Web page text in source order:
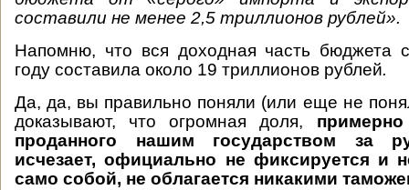
составили не менее 2,5 триллионов рублей».
Напомню, что вся доходная часть бюджета
году составила около 19 триллионов рублей.
Да, да, вы правильно поняли (или еще не
доказывают, что огромная доля,
проданного нашим государством за
исчезает, официально не фиксируется и
само собой, не облагается никакими